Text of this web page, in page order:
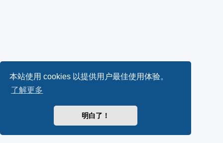
本站使用 cookies 以提供用户最佳使用体验。
了解更多
明白了！